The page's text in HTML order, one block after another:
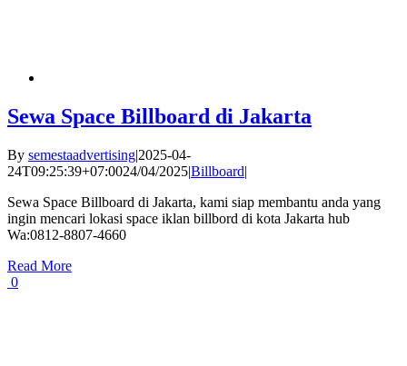
Sewa Space Billboard di Jakarta
By semestaadvertising|2025-04-
24T09:25:39+07:0024/04/2025|Billboard|
Sewa Space Billboard di Jakarta, kami siap membantu anda yang
ingin mencari lokasi space iklan billbord di kota Jakarta hub
Wa:0812-8807-4660
Read More
0